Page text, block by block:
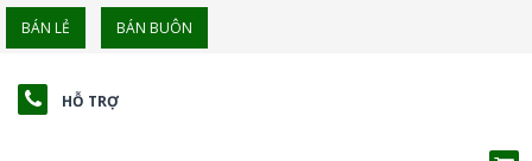
BÁN LẺ BÁN BUÔN
HỖ TRỢ